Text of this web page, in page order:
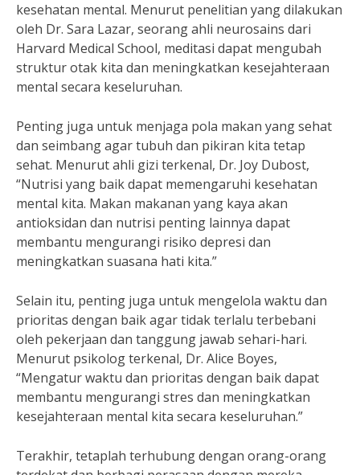
kesehatan mental. Menurut penelitian yang dilakukan
oleh Dr. Sara Lazar, seorang ahli neurosains dari
Harvard Medical School, meditasi dapat mengubah
struktur otak kita dan meningkatkan kesejahteraan
mental secara keseluruhan.
Penting juga untuk menjaga pola makan yang sehat
dan seimbang agar tubuh dan pikiran kita tetap
sehat. Menurut ahli gizi terkenal, Dr. Joy Dubost,
“Nutrisi yang baik dapat memengaruhi kesehatan
mental kita. Makan makanan yang kaya akan
antioksidan dan nutrisi penting lainnya dapat
membantu mengurangi risiko depresi dan
meningkatkan suasana hati kita.”
Selain itu, penting juga untuk mengelola waktu dan
prioritas dengan baik agar tidak terlalu terbebani
oleh pekerjaan dan tanggung jawab sehari-hari.
Menurut psikolog terkenal, Dr. Alice Boyes,
“Mengatur waktu dan prioritas dengan baik dapat
membantu mengurangi stres dan meningkatkan
kesejahteraan mental kita secara keseluruhan.”
Terakhir, tetaplah terhubung dengan orang-orang